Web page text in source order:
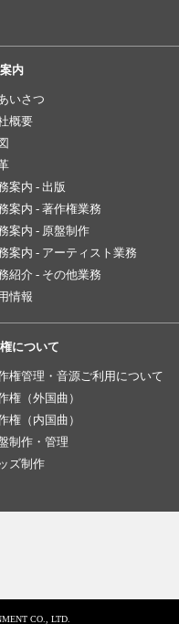
内
いさつ
概要
案内 - 出版
案内 - 著作権業務
案内 - 原盤制作
案内 - アーティスト業務
紹介 - その他業務
情報
について
権管理・音源ご利用について
権（外国曲）
権（内国曲）
制作・管理
ズ制作
CO., LTD.